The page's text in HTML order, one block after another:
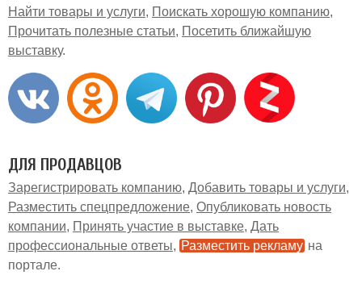
Найти товары и услуги
Поискать хорошую компанию
Прочитать полезные статьи
Посетить ближайшую
выставку
ДЛЯ ПРОДАВЦОВ
Зарегистрировать компанию Добавить товары и услуги
Разместить спецпредложение Опубликовать новость
компании
Принять участие в выставке Дать
профессиональные ответы
Разместить рекламу на
портале